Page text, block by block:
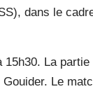
dans le
La
Le